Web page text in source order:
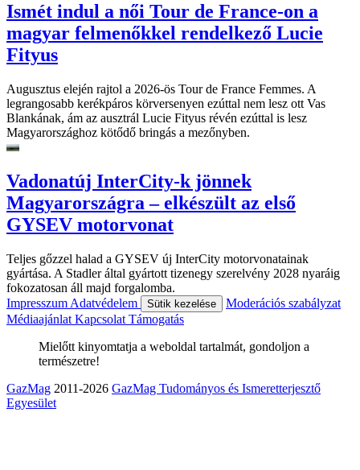
Ismét indul a női Tour de France-on a
magyar felmenőkkel rendelkező Lucie
Fityus
Augusztus elején rajtol a 2026-ös Tour de France Femmes. A
legrangosabb kerékpáros körversenyen ezúttal nem lesz ott Vas
Blankának, ám az ausztrál Lucie Fityus révén ezúttal is lesz
Magyarországhoz kötődő bringás a mezőnyben.
Vadonatúj InterCity-k jönnek
Magyarországra – elkészült az első
GYSEV motorvonat
Teljes gőzzel halad a GYSEV új InterCity motorvonatainak
gyártása. A Stadler által gyártott tizenegy szerelvény 2028 nyaráig
fokozatosan áll majd forgalomba.
Impresszum Adatvédelem Sütik kezelése
Moderációs szabályzat
Médiaajánlat Kapcsolat Támogatás
Mielőtt kinyomtatja a weboldal tartalmát, gondoljon a
természetre!
GazMag 2011-2026 GazMag Tudományos és Ismeretterjesztő
Egyesület